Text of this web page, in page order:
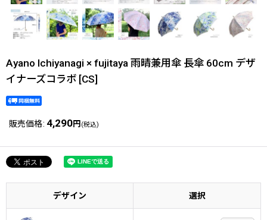
Ayano Ichiyanagi × fujitaya 雨晴兼用傘 長傘 60cm デザ
イナーズコラボ [CS]
販売価格: 4,290円 (税込)
デザイン 選択